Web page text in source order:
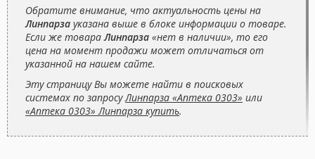
Обратите внимание, что актуальность цены на
Линпарза указана выше в блоке информации о товаре.
Если же товараЛинпарза «нет в наличии», то его
цена на момент продажи может отличаться от
указанной на нашем сайте.
Эту страницу Вы можете найти в поисковых
системах по запросуЛинпарза «Аптека 0303» или
«Аптека 0303» Линпарза купить.